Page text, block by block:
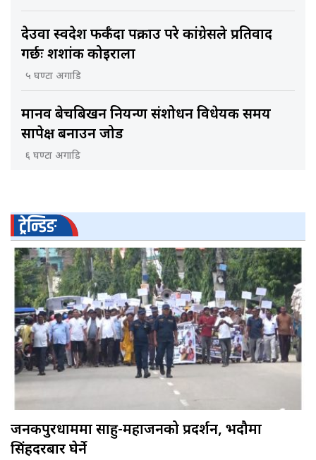
देउवा स्वदेश फर्कँदा पक्राउ परे कांग्रेसले प्रतिवाद
गर्छः शशांक कोइराला
५ घण्टा अगाडि
मानव बेचबिखन नियन्त्रण संशोधन विधेयक समय
सापेक्ष बनाउन जोड
६ घण्टा अगाडि
ट्रेन्डिङ
जनकपुरधाममा साहु-महाजनको प्रदर्शन, भदौमा
सिंहदरबार घेर्ने